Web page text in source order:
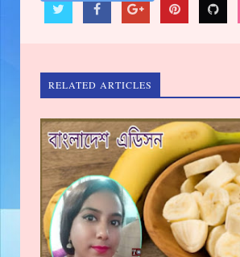
RELATED ARTICLES